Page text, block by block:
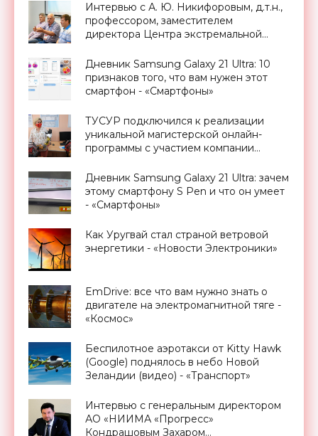
Интервью с А. Ю. Никифоровым, д.т.н.,
профессором, заместителем
директора Центра экстремальной
МИФИ - «Смартфоны»
Дневник Samsung Galaxy 21 Ultra: 10
признаков того, что вам нужен этот
смартфон - «Смартфоны»
ТУСУР подключился к реализации
уникальной магистерской онлайн-
программы с участием компании
Дневник Samsung Galaxy 21 Ultra: зачем
этому смартфону S Pen и что он умеет
- «Смартфоны»
Как Уругвай стал страной ветровой
энергетики - «Новости Электроники»
EmDrive: все что вам нужно знать о
двигателе на электромагнитной тяге -
«Космос»
Беспилотное аэротакси от Kitty Hawk
(Google) поднялось в небо Новой
Зеландии (видео) - «Транспорт»
Интервью с генеральным директором
АО «НИИМА «Прогресс»
Кондрашовым Захаром